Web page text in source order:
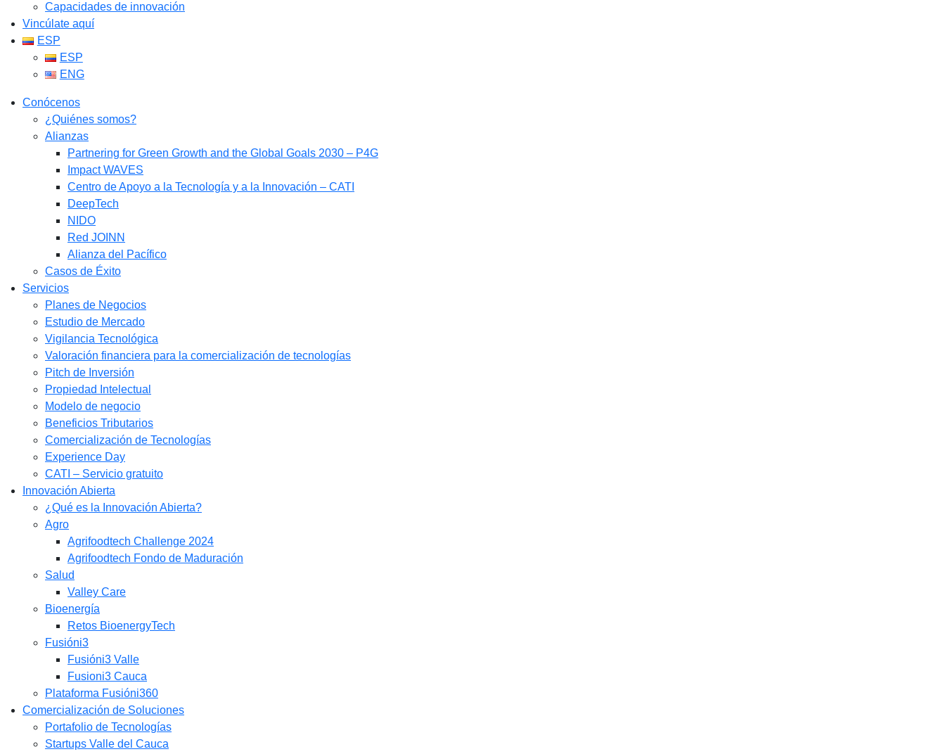
Capacidades de innovación
Vincúlate aquí
ESP
ESP
ENG
Conócenos
¿Quiénes somos?
Alianzas
Partnering for Green Growth and the Global Goals 2030 – P4G
Impact WAVES
Centro de Apoyo a la Tecnología y a la Innovación – CATI
DeepTech
NIDO
Red JOINN
Alianza del Pacífico
Casos de Éxito
Servicios
Planes de Negocios
Estudio de Mercado​
Vigilancia Tecnológica
Valoración financiera para la comercialización de tecnologías
Pitch de Inversión
Propiedad Intelectual
Modelo de negocio
Beneficios Tributarios
Comercialización de Tecnologías
Experience Day
CATI – Servicio gratuito
Innovación Abierta
¿Qué es la Innovación Abierta?
Agro
Agrifoodtech Challenge 2024
Agrifoodtech Fondo de Maduración
Salud
Valley Care
Bioenergía
Retos BioenergyTech
Fusióni3
Fusióni3 Valle
Fusioni3 Cauca
Plataforma Fusióni360
Comercialización de Soluciones
Portafolio de Tecnologías
Startups Valle del Cauca